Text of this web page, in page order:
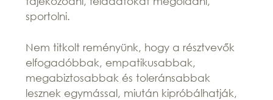
sportolni.
Nem titkolt reményünk, hogy a résztvevők
elfogadóbbak, empatikusabbak,
megabiztosabbak és toleránsabbak
lesznek egymással, miután kipróbálhatják,